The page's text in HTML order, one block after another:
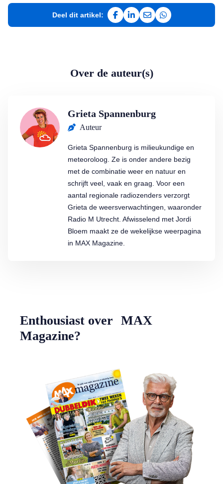
Deel dit artikel:
Deel op Facebook
Deel op LinkedIn
Deel via e-mail
Deel via
Over de auteur(s)
Grieta Spannenburg
Auteur
Grieta Spannenburg is milieukundige en
meteoroloog. Ze is onder andere bezig
met de combinatie weer en natuur en
schrijft veel, vaak en graag. Voor een
aantal regionale radiozenders verzorgt
Grieta de weersverwachtingen, waaronder
Radio M Utrecht. Afwisselend met Jordi
Bloem maakt ze de wekelijkse weerpagina
in MAX Magazine.
Enthousiast over MAX
Magazine?